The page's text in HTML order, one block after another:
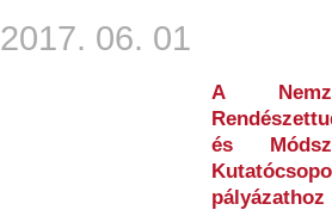
2017. 06. 01
A
és